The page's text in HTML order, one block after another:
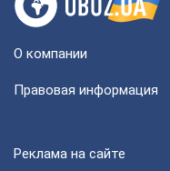
О компании
Правовая информация
Реклама на сайте